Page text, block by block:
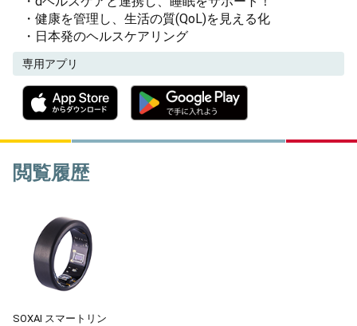
・健康を管理し、生活の質(QoL)を見える化
・日本発のヘルスケアリング
専用アプリ
閲覧履歴
SOXAI スマートリン